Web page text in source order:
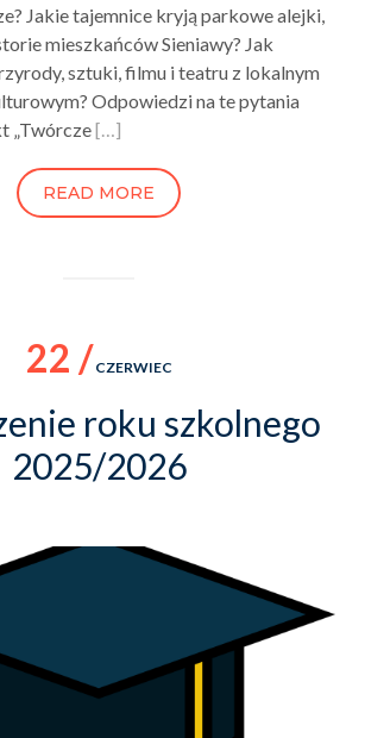
Jakie tajemnice kryją parkowe alejki,
mieszkańców Sieniawy? Jak
sztuki, filmu i teatru z lokalnym
Odpowiedzi na te pytania
„Twórcze[…]
READ MORE
22 / CZERWIEC
roku szkolnego
2025/2026